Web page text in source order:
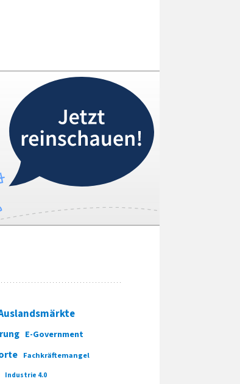
E-Government
Fachkräftemangel
Industrie 4.0